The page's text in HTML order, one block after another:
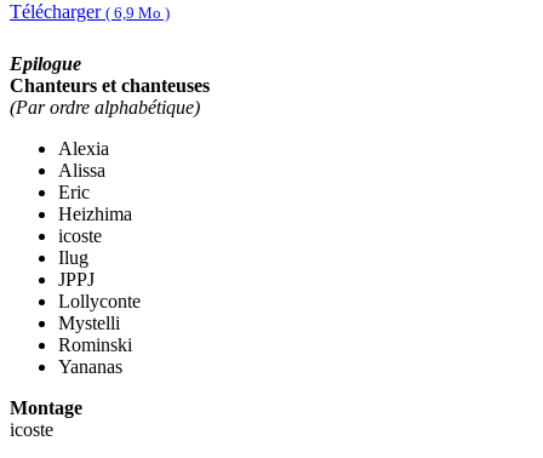
Télécharger ( 6,9 Mo )
Epilogue
Chanteurs et chanteuses
(Par ordre alphabétique)
Alexia
Alissa
Eric
Heizhima
icoste
Ilug
JPPJ
Lollyconte
Mystelli
Rominski
Yananas
Montage
icoste